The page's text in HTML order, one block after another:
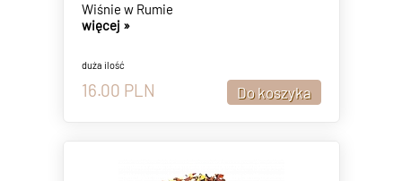
Wiśnie w Rumie
więcej »
duża ilość
16.00 PLN